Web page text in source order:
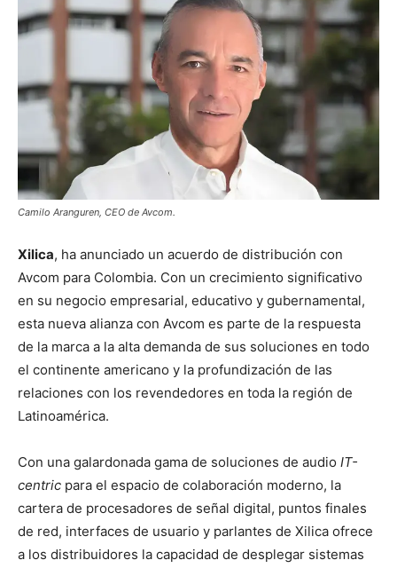
Camilo Aranguren, CEO de Avcom.
Xilica, ha anunciado un acuerdo de distribución con
Avcom para Colombia. Con un crecimiento significativo
en su negocio empresarial, educativo y gubernamental,
esta nueva alianza con Avcom es parte de la respuesta
de la marca a la alta demanda de sus soluciones en todo
el continente americano y la profundización de las
relaciones con los revendedores en toda la región de
Latinoamérica.
Con una galardonada gama de soluciones de audio IT-
centric para el espacio de colaboración moderno, la
cartera de procesadores de señal digital, puntos finales
de red, interfaces de usuario y parlantes de Xilica ofrece
a los distribuidores la capacidad de desplegar sistemas